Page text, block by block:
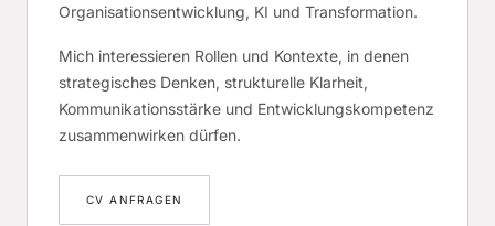
Organisationsentwicklung, KI und Transformation.
Mich interessieren Rollen und Kontexte, in denen
strategisches Denken, strukturelle Klarheit,
Kommunikationsstärke und Entwicklungskompetenz
zusammenwirken dürfen.
CV ANFRAGEN